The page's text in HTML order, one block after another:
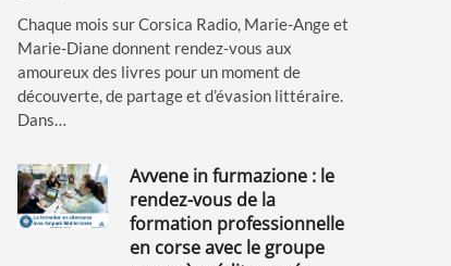
Chaque mois sur Corsica Radio, Marie-Ange et
Marie-Diane donnent rendez-vous aux
amoureux des livres pour un moment de
découverte, de partage et d’évasion littéraire.
Dans…
avvene in furmazione : le
rendez-vous de la
formation professionnelle
en corse avec le groupe